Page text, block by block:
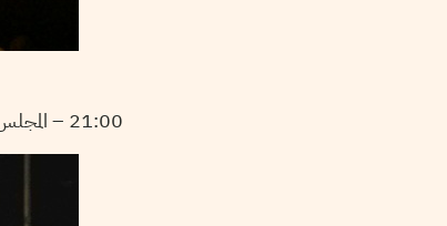
21:00 – المجلس التأسيسي بباردو :